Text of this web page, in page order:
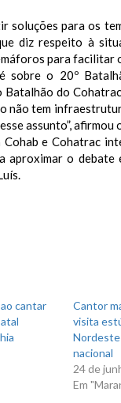
para os
diz respeito à
para facilitar
sobre o 20º
do
não tem
assunto”, afirmou
e Cohatrac
aproximar o
cantar
Cantor
visita
Nordeste
nacional
24 de
Em